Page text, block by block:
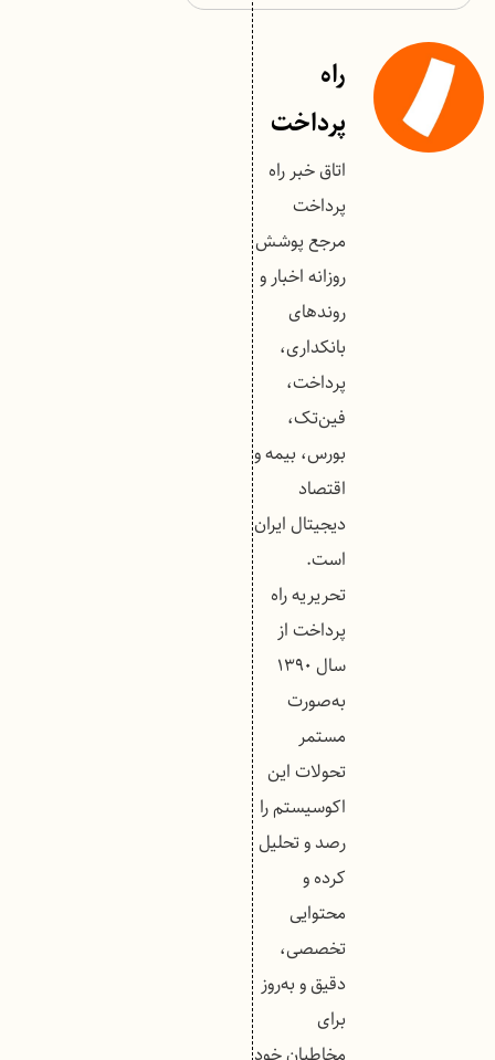
راه
پرداخت
اتاق خبر راه
پرداخت
مرجع پوشش
روزانه اخبار و
روندهای
بانکداری،
پرداخت،
فین‌تک،
بورس، بیمه و
اقتصاد
دیجیتال ایران
است.
تحریریه راه
پرداخت از
سال ۱۳۹۰
به‌صورت
مستمر
تحولات این
اکوسیستم را
رصد و تحلیل
کرده و
محتوایی
تخصصی،
دقیق و به‌روز
برای